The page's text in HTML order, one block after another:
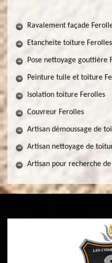
Ravalement façade
Etancheite toiture Ferolles
Pose nettoyage gouttière
Peinture tuile et toiture
Isolation toiture Ferolles
Couvreur Ferolles
Artisan démoussage de
Artisan nettoyage de
Artisan pour recherche